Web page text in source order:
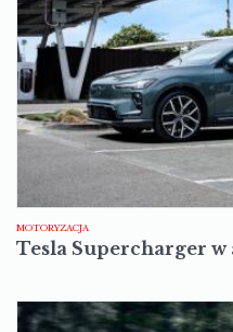
MOTORYZACJA
Tesla Supercharger